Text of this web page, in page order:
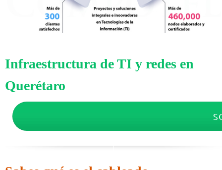
Infraestructura de TI y redes en
Querétaro